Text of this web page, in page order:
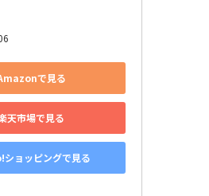
で見る
天市場で見る
ョッピングで見る